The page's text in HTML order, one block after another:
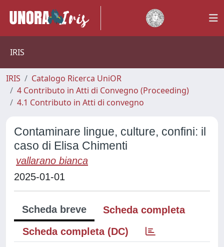
IRIS
IRIS
Catalogo Ricerca UniOR
4 Contributo in Atti di Convegno (Proceeding)
4.1 Contributo in Atti di convegno
Contaminare lingue, culture, confini: il
caso di Elisa Chimenti
vallarano bianca
2025-01-01
Scheda breve
Scheda completa
Scheda completa (DC)